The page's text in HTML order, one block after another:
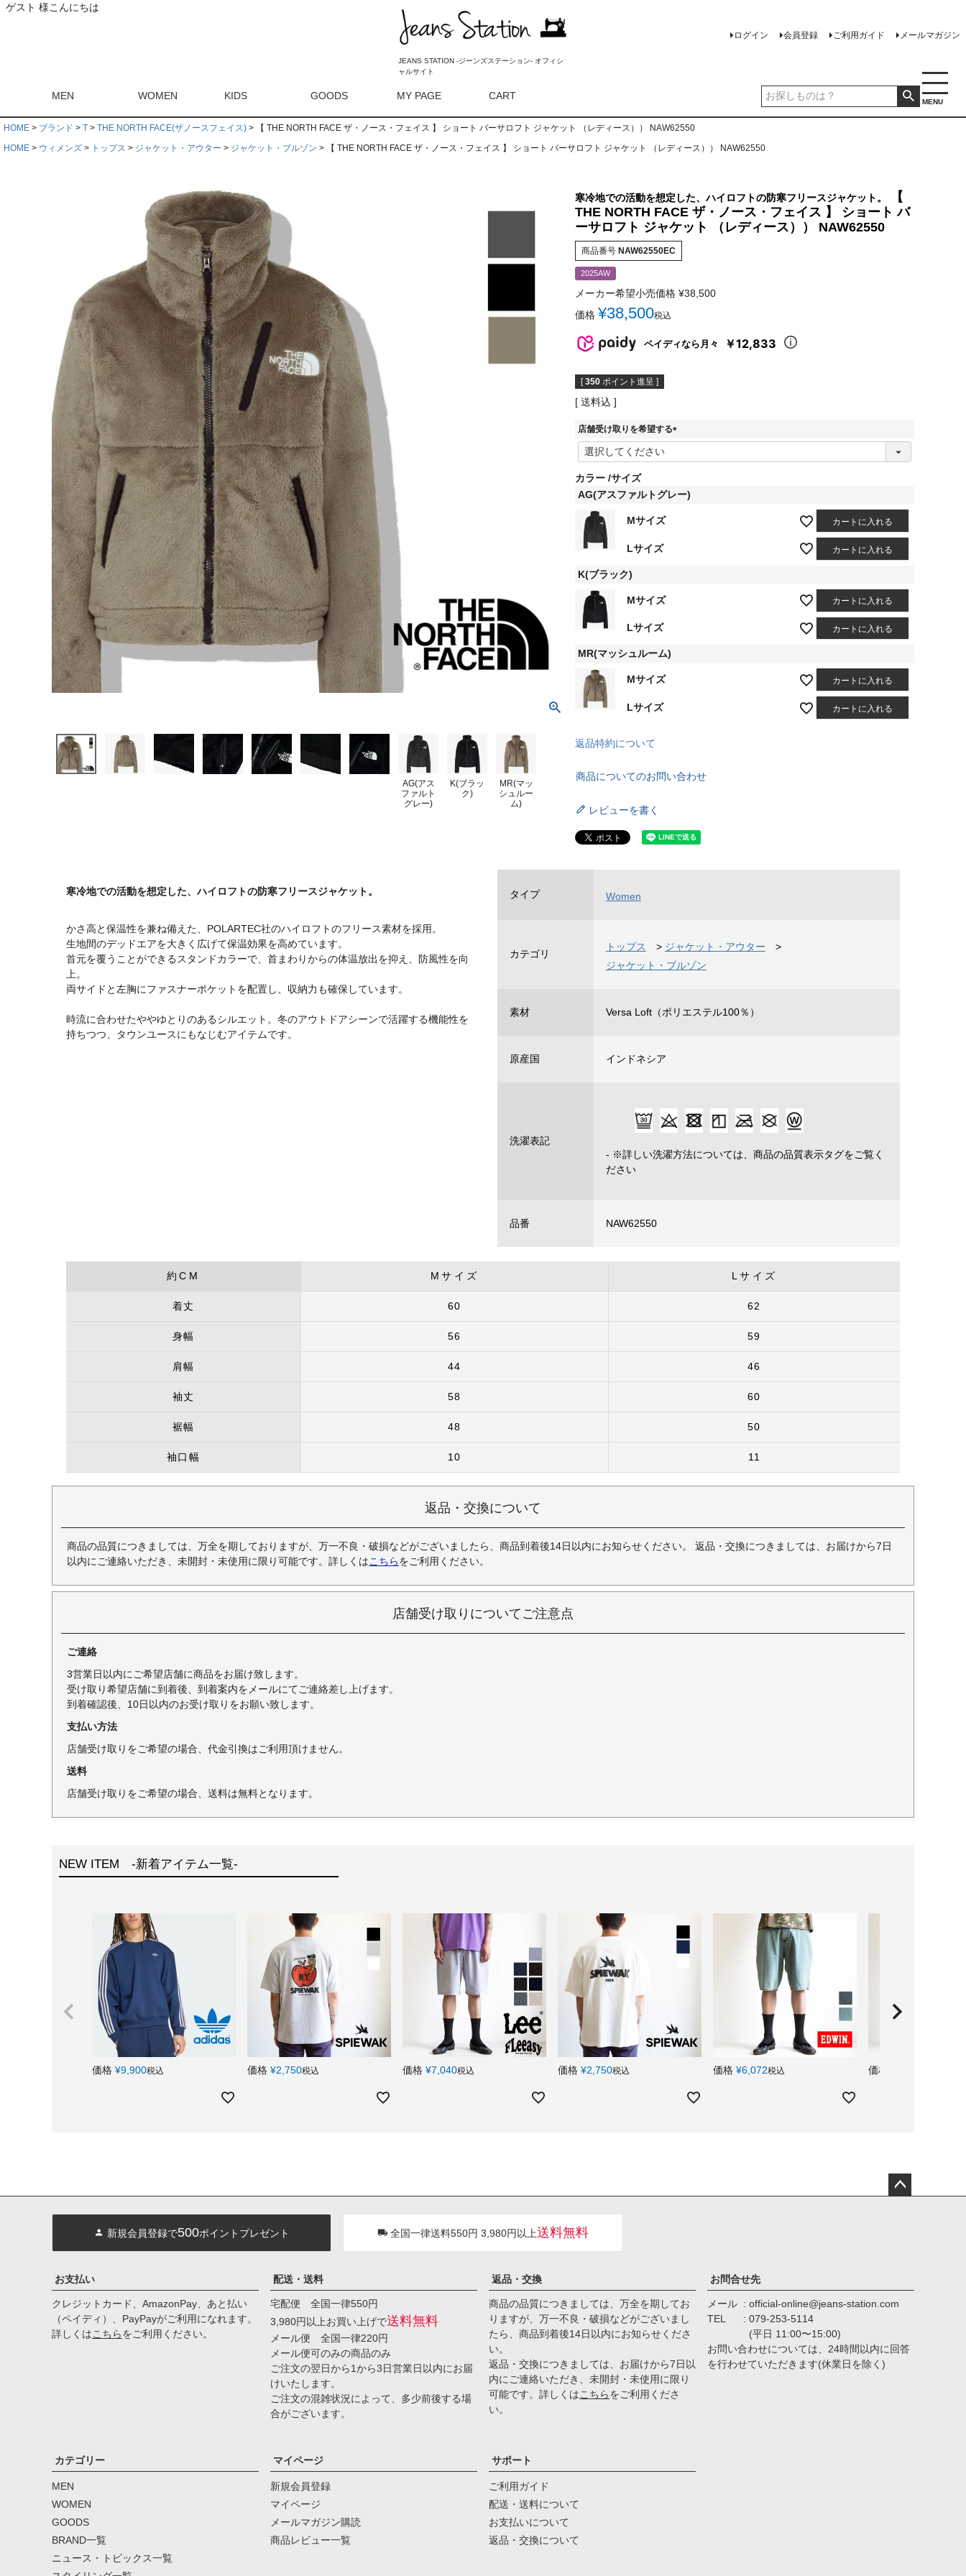
ゲスト 様こんにちは
MENU
JEANS STATION -ジーンズステーション- オフィシ
ャルサイト
ログイン 会員登録 ご利用ガイド メールマガジン
MEN WOMEN KIDS GOODS MY PAGE CART
HOME ブランド T THE NORTH FACE(ザノースフェイス)
【 THE NORTH FACE ザ・ノース・フェイス 】 ショート バーサロフト ジャケット （レディース）） NAW62550
HOME
ウィメンズ トップス ジャケット・アウター ジャケット・ブルゾン 【 THE NORTH FACE ザ・ノース・フェイス 】 ショート バーサロフト ジャケット （レディース）） NAW62550
AG(アス
ファルト
グレー)
K(ブラッ
ク)
MR(マッ
シュルー
ム)
寒冷地での活動を想定した、ハイロフトの防寒フリースジャケット。
【
THE NORTH FACE ザ・ノース・フェイス 】 ショート バ
ーサロフト ジャケット （レディース）） NAW62550
商品番号 NAW62550EC
2025AW
メーカー希望小売価格 ¥38,500
価格 ¥38,500税込
ペイディなら月々 ￥12,833
[ 350 ポイント進呈 ]
送料込
店舗受け取りを希望する
(
カラー サイズ
AG(アスファルトグレー)
Mサイズ カートに入れる
Lサイズ カートに入れる
K(ブラック)
Mサイズ カートに入れる
Lサイズ カートに入れる
MR(マッシュルーム)
Mサイズ カートに入れる
Lサイズ カートに入れる
返品特約について
商品についてのお問い合わせ
レビューを書く
寒冷地での活動を想定した、ハイロフトの防寒フリースジャケット。
かさ高と保温性を兼ね備えた、POLARTEC社のハイロフトのフリース素材を採用。
生地間のデッドエアを大きく広げて保温効果を高めています。
首元を覆うことができるスタンドカラーで、首まわりからの体温放出を抑え、防風性を向
上。
両サイドと左胸にファスナーポケットを配置し、収納力も確保しています。
時流に合わせたややゆとりのあるシルエット。冬のアウトドアシーンで活躍する機能性を
持ちつつ、タウンユースにもなじむアイテムです。
タイプ Women
カテゴリ
トップス > ジャケット・アウター
>
ジャケット・ブルゾン
素材 Versa Loft（ポリエステル100％）
原産国 インドネシア
洗濯表記
- ※詳しい洗濯方法については、商品の品質表示タグをご覧く
ださい
品番 NAW62550
約CM Mサイズ Lサイズ
着丈 60 62
身幅 56 59
肩幅 44 46
袖丈 58 60
裾幅 48 50
袖口幅 10 11
返品・交換について
商品の品質につきましては、万全を期しておりますが、万一不良・破損などがございましたら、商品到着後14日以内にお知らせください。 返品・交換につきましては、お届けから7日
以内にご連絡いただき、未開封・未使用に限り可能です。詳しくはこちらをご利用ください。
店舗受け取りについてご注意点
ご連絡
3営業日以内にご希望店舗に商品をお届け致します。
受け取り希望店舗に到着後、到着案内をメールにてご連絡差し上げます。
到着確認後、10日以内のお受け取りをお願い致します。
支払い方法
店舗受け取りをご希望の場合、代金引換はご利用頂けません。
送料
店舗受け取りをご希望の場合、送料は無料となります。
NEW ITEM -新着アイテム一覧-
価格 ¥9,900税込 価格 ¥2,750税込 価格 ¥7,040税込 価格 ¥2,750税込 価格 ¥6,072税込 価格
新規会員登録で500ポイントプレゼント 全国一律送料550円 3,980円以上送料無料
お支払い
クレジットカード、AmazonPay、あと払い
（ペイディ）、PayPayがご利用になれます。
詳しくはこちらをご利用ください。
配送・送料
宅配便 全国一律550円
3,980円以上お買い上げで送料無料
メール便 全国一律220円
メール便可のみの商品のみ
ご注文の翌日から1から3日営業日以内にお届
けいたします。
ご注文の混雑状況によって、多少前後する場
合がございます。
返品・交換
商品の品質につきましては、万全を期してお
りますが、万一不良・破損などがございまし
たら、商品到着後14日以内にお知らせくださ
い。
返品・交換につきましては、お届けから7日以
内にご連絡いただき、未開封・未使用に限り
可能です。詳しくはこちらをご利用くださ
い。
お問合せ先
メール
official-online@jeans-station.com
TEL
079-253-5114
(平日 11:00〜15:00)
お問い合わせについては、24時間以内に回答
を行わせていただきます(休業日を除く)
カテゴリー
MEN
WOMEN
GOODS
BRAND一覧
ニュース・トピックス一覧
マイページ
新規会員登録
マイページ
メールマガジン購読
商品レビュー一覧
サポート
ご利用ガイド
配送・送料について
お支払いについて
返品・交換について